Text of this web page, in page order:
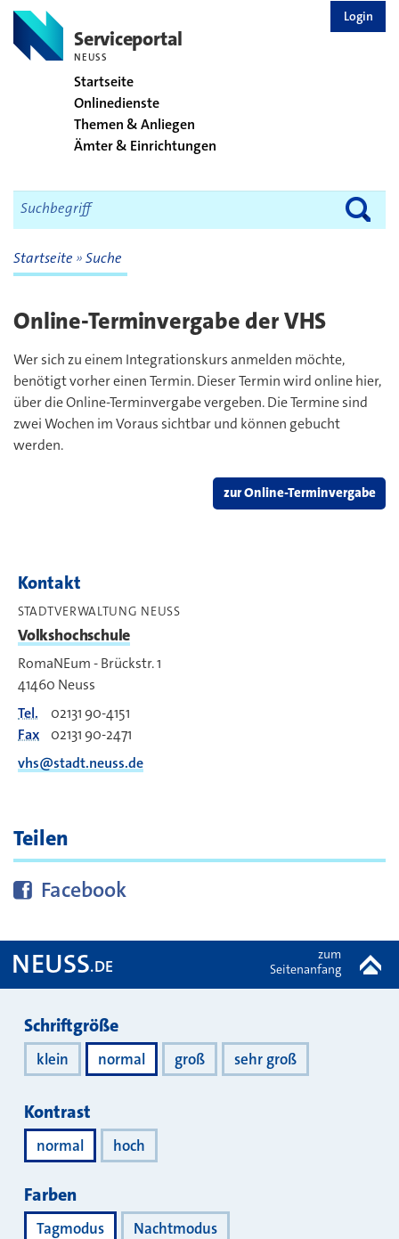
Serviceportal
NEUSS
Startseite
Onlinedienste
Themen & Anliegen
Ämter & Einrichtungen
Login
Startseite Suche
Online-Terminvergabe der VHS
Wer sich zu einem Integrationskurs anmelden möchte,
benötigt vorher einen Termin. Dieser Termin wird online hier,
über die Online-Terminvergabe vergeben. Die Termine sind
zwei Wochen im Voraus sichtbar und können gebucht
werden.
zur Online-Terminvergabe
Kontakt
STADTVERWALTUNG NEUSS
Volkshochschule
RomaNEum - Brückstr. 1
41460 Neuss
Tel.
02131 90-4151
Fax
02131 90-2471
vhs@stadt.neuss.de
Teilen
Diese Seite bei
Facebook
NEUSS.DE
zum
Seitenanfang
Darstellung
Schriftgröße
klein normal groß sehr groß
Kontrast
normal hoch
Farben
Tagmodus Nachtmodus